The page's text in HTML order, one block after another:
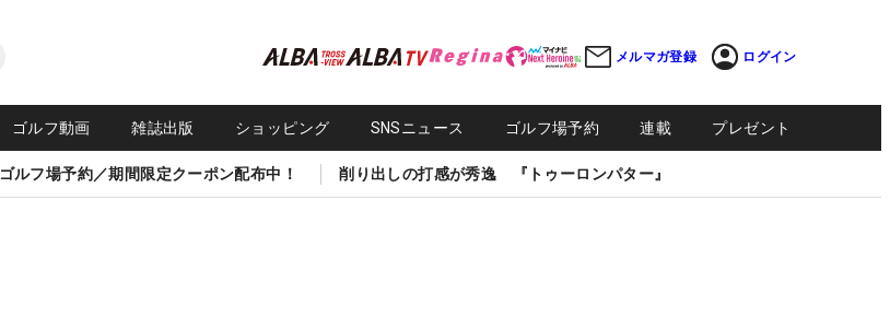
メルマガ登録 ログイン
ゴルフ動画 雑誌出版 ショッピング SNSニュース ゴルフ場予約 連載 プレゼント
ゴルフ場予約／期間限定クーポン配布中！ 削り出しの打感が秀逸 『トゥーロンパター』